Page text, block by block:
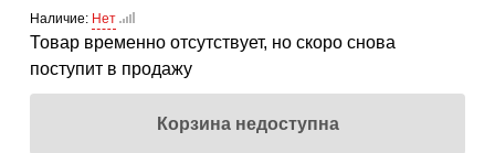
Наличие: Нет
Товар временно отсутствует, но скоро снова
поступит в продажу
Корзина недоступна